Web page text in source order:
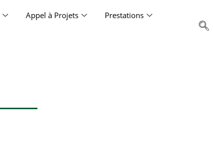
Appel à Projets
Prestations